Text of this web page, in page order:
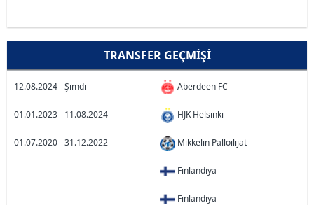
TRANSFER GEÇMIŞI
12.08.2024 - Şimdi Aberdeen FC --
01.01.2023 - 11.08.2024 HJK Helsinki --
01.07.2020 - 31.12.2022 Mikkelin Palloilijat --
- Finlandiya --
- Finlandiya --